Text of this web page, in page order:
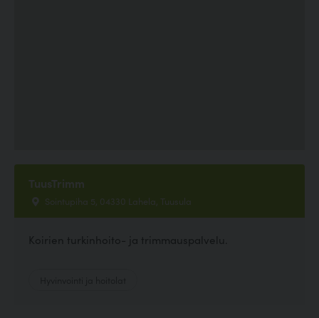
TuusTrimm
Sointupiha 5, 04330 Lahela, Tuusula
Koirien turkinhoito- ja trimmauspalvelu.